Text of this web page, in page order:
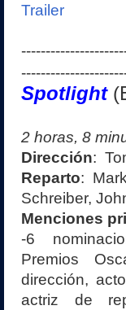
Trailer
Spotlight (
2 horas, 8
Dirección:
Reparto:
Schreiber,
Menciones
-6
Premios
dirección,
actriz de